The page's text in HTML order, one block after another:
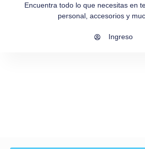
Encuentra todo lo que necesitas en
personal, accesorios y
Ingreso